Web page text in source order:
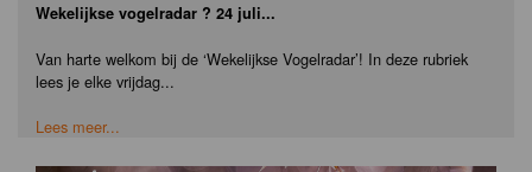
Wekelijkse vogelradar ? 24 juli...
Van harte welkom bij de ‘Wekelijkse Vogelradar’! In deze rubriek
lees je elke vrijdag...
Lees meer...